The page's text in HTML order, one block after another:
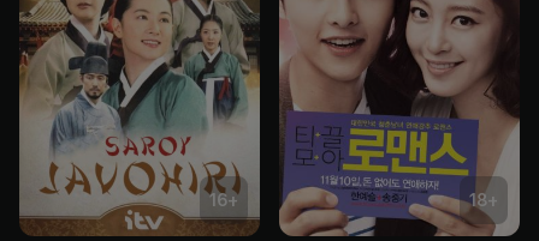
16+ 18+